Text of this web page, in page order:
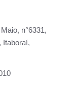
n°6331,
Itaboraí,